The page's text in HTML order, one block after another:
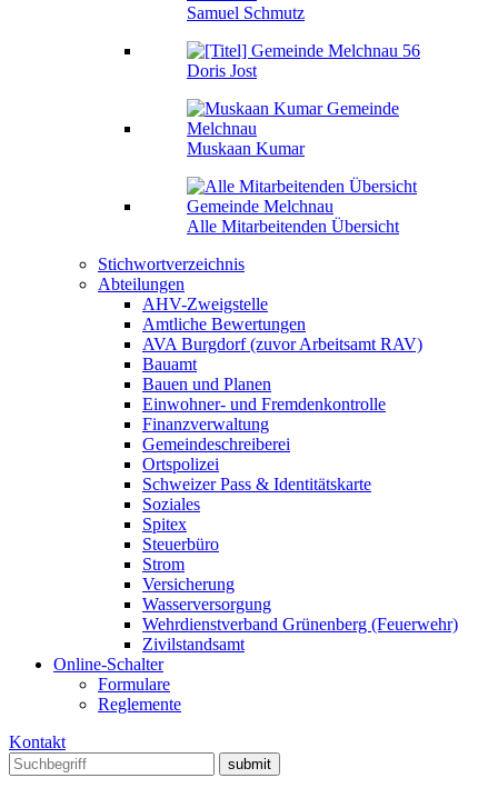
Samuel Schmutz
Doris Jost
Muskaan Kumar
Alle Mitarbeitenden Übersicht
Stichwortverzeichnis
Abteilungen
AHV-Zweigstelle
Amtliche Bewertungen
AVA Burgdorf (zuvor Arbeitsamt RAV)
Bauamt
Bauen und Planen
Einwohner- und Fremdenkontrolle
Finanzverwaltung
Gemeindeschreiberei
Ortspolizei
Schweizer Pass & Identitätskarte
Soziales
Spitex
Steuerbüro
Strom
Versicherung
Wasserversorgung
Wehrdienstverband Grünenberg (Feuerwehr)
Zivilstandsamt
Online-Schalter
Formulare
Reglemente
Kontakt